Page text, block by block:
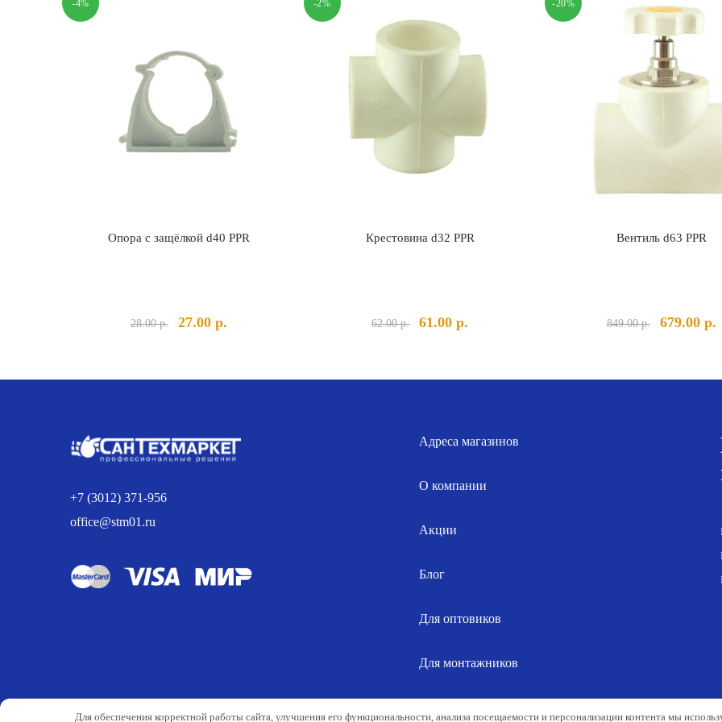
-4%
Опора с защёлкой d40 PPR
28.00р.
Первоначальная
28.00 р..
27.00 р.
-2%
Крестовина d32 PPR
62.00р.
Первоначальная
62.00 р..
61.00р.
-20%
Вентиль d63 PPR
849.00р.
849.00 р..
679.00р.
+7 (3012) 371-956
office@stm01.ru
Адреса магазинов
О компании
Акции
Блог
Для оптовиков
Для монтажников
Для обеспечения корректной работы сайта, улучшения его функциональности, анализа посещаемости и персонализации контента мы